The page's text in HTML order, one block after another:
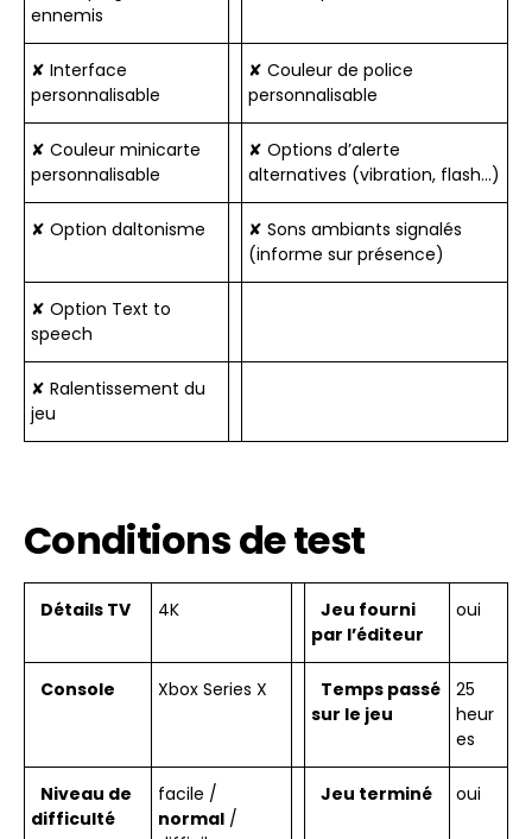
ennemis
✘ Interface
personnalisable
✘ Couleur de police
personnalisable
✘ Couleur minicarte
personnalisable
✘ Options d’alerte
alternatives (vibration, flash…)
✘ Option daltonisme
✘ Sons ambiants signalés
(informe sur présence)
✘ Option Text to
speech
✘ Ralentissement du
jeu
Conditions de test
Détails TV 4K
Jeu fourni
par l’éditeur
oui
Console Xbox Series X
Temps passé
sur le jeu
25
heur
es
Niveau de
difficulté
facile /
normal /
Jeu terminé oui